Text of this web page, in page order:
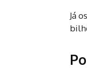
Já